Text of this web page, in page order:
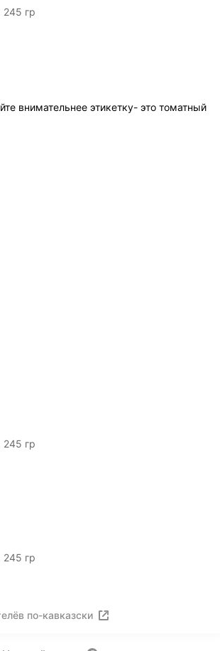
гр
внимательнее этикетку- это томатный
гр
гр
по-кавказски